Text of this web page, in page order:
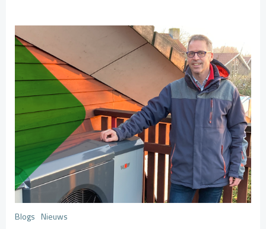
Blogs Nieuws